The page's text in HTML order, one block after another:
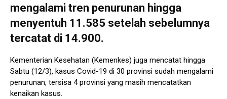
mengalami tren penurunan hingga
menyentuh 11.585 setelah sebelumnya
tercatat di 14.900.
Kementerian Kesehatan (Kemenkes) juga mencatat hingga
Sabtu (12/3), kasus Covid-19 di 30 provinsi sudah mengalami
penurunan, tersisa 4 provinsi yang masih mencatatkan
kenaikan kasus.